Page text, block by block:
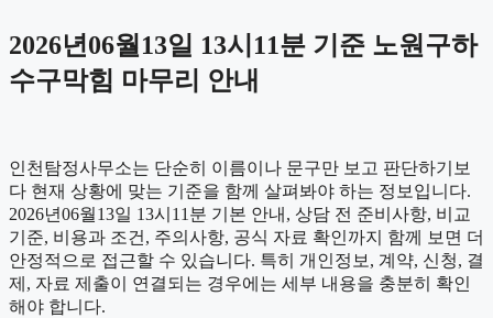
2026년06월13일 13시11분 기준 노원구하
수구막힘 마무리 안내
인천탐정사무소는 단순히 이름이나 문구만 보고 판단하기보
다 현재 상황에 맞는 기준을 함께 살펴봐야 하는 정보입니다.
2026년06월13일 13시11분 기본 안내, 상담 전 준비사항, 비교
기준, 비용과 조건, 주의사항, 공식 자료 확인까지 함께 보면 더
안정적으로 접근할 수 있습니다. 특히 개인정보, 계약, 신청, 결
제, 자료 제출이 연결되는 경우에는 세부 내용을 충분히 확인
해야 합니다.